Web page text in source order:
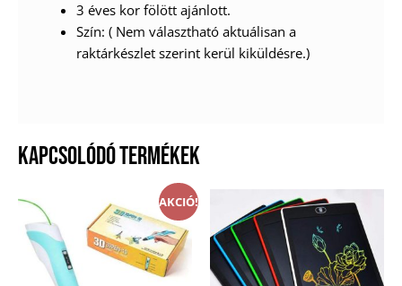
3 éves kor fölött ajánlott.
Szín: ( Nem választható aktuálisan a
raktárkészlet szerint kerül kiküldésre.)
KAPCSOLÓDÓ TERMÉKEK
AKCIÓ!